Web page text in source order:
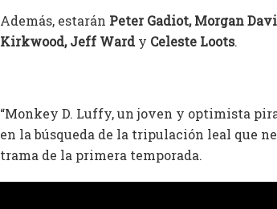
Además, estarán Peter Gadiot, Morgan
Kirkwood, Jeff Wardy Celeste Loots.
“Monkey D. Luffy, un joven y optimista
en la búsqueda de la tripulación leal que
trama de la primera temporada.